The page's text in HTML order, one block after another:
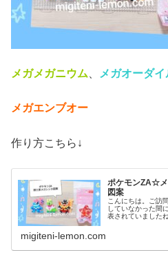
メガメガニウム メガオーダイ
メガエンブオー
作り方こちら↓
ポケモンZA☆
図案
こんにちは。ご訪
していなかった間
表されていました
migiteni-lemon.com